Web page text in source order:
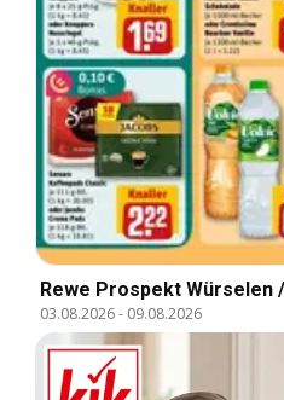
Rewe Prospekt Würselen
03.08.2026- 09.08.2026